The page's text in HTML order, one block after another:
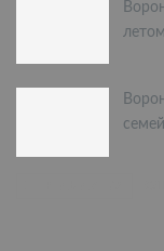
летом